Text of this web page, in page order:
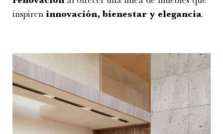
inspiren innovación, bienestar y elegancia.